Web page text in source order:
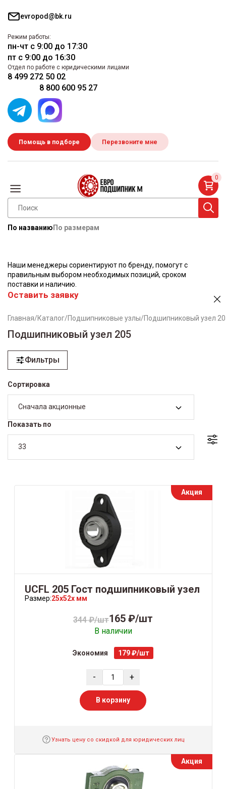
evropod@bk.ru
Режим работы:
пн-чт с 9:00 до 17:30
пт с 9:00 до 16:30
Отдел по работе с юридическими лицами
8 499 272 50 02
8 800 600 95 27
Помощь в подборе Перезвоните мне
По названию По размерам
0
Наши менеджеры сориентируют по бренду, помогут с
правильным выбором необходимых позиций, сроком
поставки и наличию.
Оставить заявку
Главная/Каталог/Подшипниковые узлы/Подшипниковый узел
Подшипниковый узел 205
Фильтры
Сортировка
Сначала акционные
Показать по
33
Акция
UCFL 205 Гост подшипниковый узел
Размер:25x52x мм
344 ₽/шт165 ₽/шт
В наличии
Экономия 179 ₽/шт
- +
В корзину
Узнать цену со скидкой для юридических лиц
Акция